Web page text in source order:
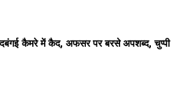
दबंगई कैमरे में कैद, अफसर पर बरसे अपशब्द, चुप्पी